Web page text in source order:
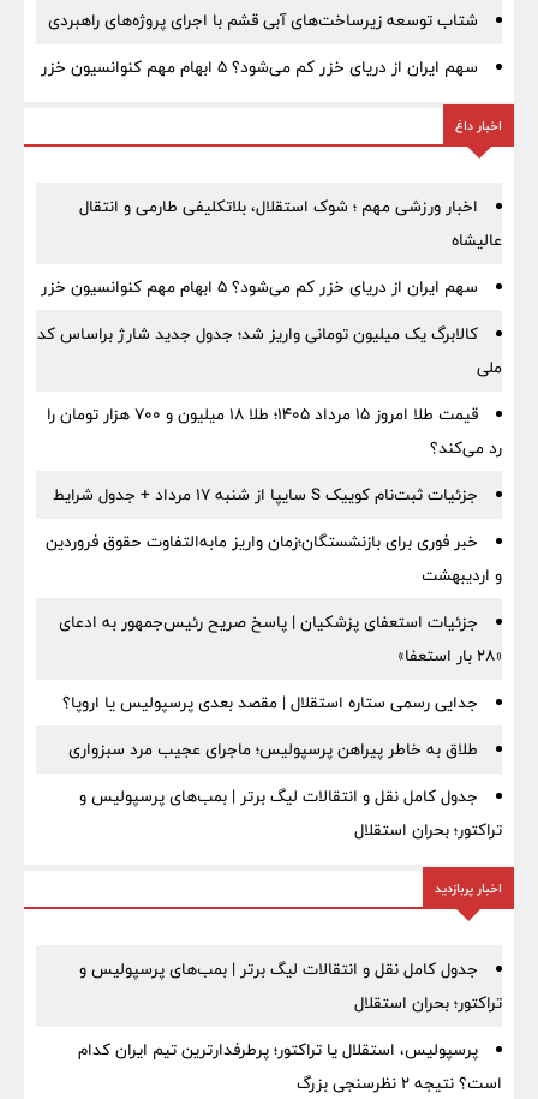
شتاب توسعه زیرساخت‌های آبی قشم با اجرای پروژه‌های راهبردی
سهم ایران از دریای خزر کم می‌شود؟ ۵ ابهام مهم کنوانسیون خزر
اخبار داغ
اخبار ورزشی مهم ؛ شوک استقلال، بلاتکلیفی طارمی و انتقال
عالیشاه
سهم ایران از دریای خزر کم می‌شود؟ ۵ ابهام مهم کنوانسیون خزر
کالابرگ یک میلیون تومانی واریز شد؛ جدول جدید شارژ براساس کد
ملی
قیمت طلا امروز ۱۵ مرداد ۱۴۰۵؛ طلا ۱۸ میلیون و ۷۰۰ هزار تومان را
رد می‌کند؟
جزئیات ثبت‌نام کوییک S سایپا از شنبه ۱۷ مرداد + جدول شرایط
خبر فوری برای بازنشستگان؛زمان واریز مابه‌التفاوت حقوق فروردین
و اردیبهشت
جزئیات استعفای پزشکیان | پاسخ صریح رئیس‌جمهور به ادعای
«۲۸ بار استعفا»
جدایی رسمی ستاره استقلال | مقصد بعدی پرسپولیس یا اروپا؟
طلاق به خاطر پیراهن پرسپولیس؛ ماجرای عجیب مرد سبزواری
جدول کامل نقل و انتقالات لیگ برتر | بمب‌های پرسپولیس و
تراکتور؛ بحران استقلال
اخبار پربازدید
جدول کامل نقل و انتقالات لیگ برتر | بمب‌های پرسپولیس و
تراکتور؛ بحران استقلال
پرسپولیس، استقلال یا تراکتور؛ پرطرفدارترین تیم ایران کدام
است؟ نتیجه ۲ نظرسنجی بزرگ